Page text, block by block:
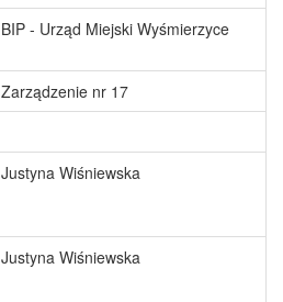
BIP - Urząd Miejski Wyśmierzyce
Zarządzenie nr 17
Justyna Wiśniewska
Justyna Wiśniewska